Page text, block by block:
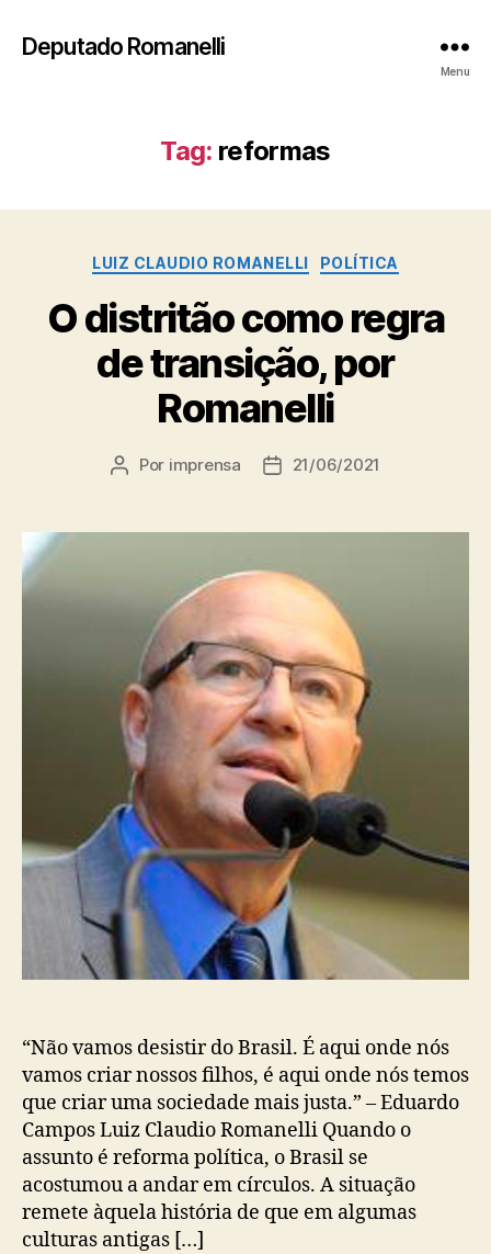
Deputado Romanelli
Menu
Tag: reformas
Categorias
LUIZ CLAUDIO ROMANELLI POLÍTICA
O distritão como regra
de transição, por
Romanelli
Autor
Por imprensa
Data21/06/2021
“Não vamos desistir do Brasil. É aqui onde nós
vamos criar nossos filhos, é aqui onde nós temos
que criar uma sociedade mais justa.” – Eduardo
Campos Luiz Claudio Romanelli Quando o
assunto é reforma política, o Brasil se
acostumou a andar em círculos. A situação
remete àquela história de que em algumas
culturas antigas […]